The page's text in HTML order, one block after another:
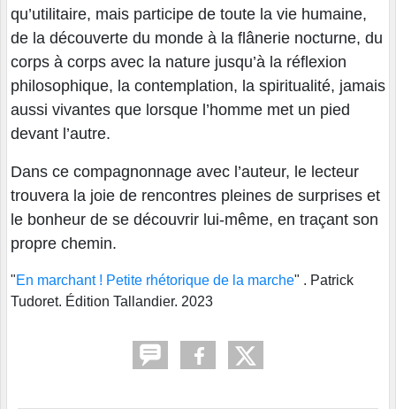
qu’utilitaire, mais participe de toute la vie humaine,
de la découverte du monde à la flânerie nocturne, du
corps à corps avec la nature jusqu’à la réflexion
philosophique, la contemplation, la spiritualité, jamais
aussi vivantes que lorsque l’homme met un pied
devant l’autre.
Dans ce compagnonnage avec l’auteur, le lecteur
trouvera la joie de rencontres pleines de surprises et
le bonheur de se découvrir lui-même, en traçant son
propre chemin.
"En marchant ! Petite rhétorique de la marche" . Patrick
Tudoret. Édition Tallandier. 2023